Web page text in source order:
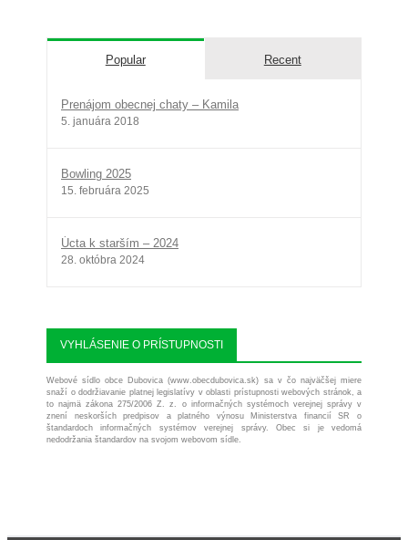
Popular Recent
Prenájom obecnej chaty – Kamila
5. januára 2018
Bowling 2025
15. februára 2025
Úcta k starším – 2024
28. októbra 2024
VYHLÁSENIE O PRÍSTUPNOSTI
Webové sídlo obce Dubovica (www.obecdubovica.sk) sa v čo najväčšej miere
snaží o dodržiavanie platnej legislatívy v oblasti prístupnosti webových stránok, a
to najmä zákona 275/2006 Z. z. o informačných systémoch verejnej správy v
znení neskorších predpisov a platného výnosu Ministerstva financií SR o
štandardoch informačných systémov verejnej správy. Obec si je vedomá
nedodržania štandardov na svojom webovom sídle.